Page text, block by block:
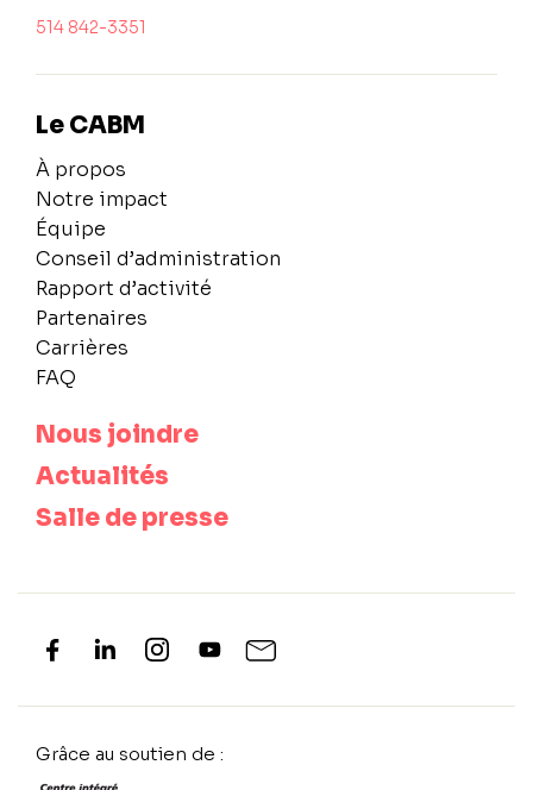
514 842-3351
Le CABM
À propos
Notre impact
Équipe
Conseil d’administration
Rapport d’activité
Partenaires
Carrières
FAQ
Nous joindre
Actualités
Salle de presse
Grâce au soutien de :